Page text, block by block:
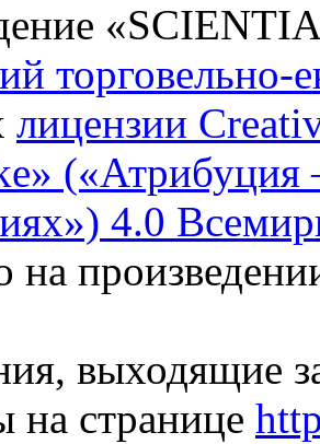
«
торговельно-
лицензии
4.0
на
выходящие
на странице